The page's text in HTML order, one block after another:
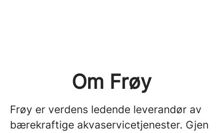
Om Frøy
Frøy er verdens ledende leverandør av
bærekraftige akvaservicetjenester. Gjen